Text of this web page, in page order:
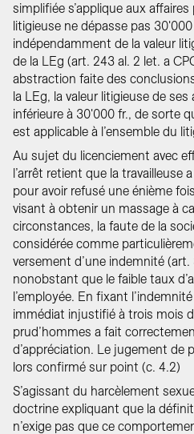
simplifiée s’applique aux
litigieuse ne dépasse pas
indépendamment de la valeur
de la LEg (art. 243 al. 2 let. a
abstraction faite des
la LEg, la valeur litigieuse de
inférieure à 30'000 fr., de sorte
est applicable à l’ensemble du
Au sujet du licenciement avec
l’arrêt retient que la travailleuse
pour avoir refusé une énième
visant à obtenir un massage à
circonstances, la faute de la
considérée comme
versement d’une indemnité
nonobstant que le faible taux
l’employée. En fixant
immédiat injustifié à trois mois
prud’hommes a fait
d’appréciation. Le jugement de
lors confirmé sur point (c. 4.2)
S’agissant du harcèlement
doctrine expliquant que la
n’exige pas que ce